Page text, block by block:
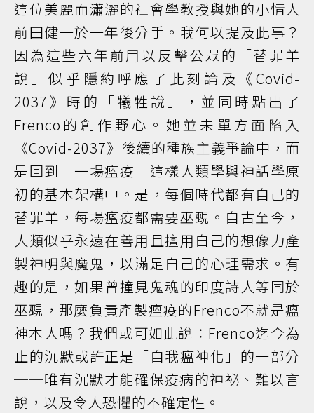
這位美麗而瀟灑的社會學教授與她的小情人
前田健一於一年後分手。我何以提及此事？
因為這些六年前用以反擊公眾的「替罪羊
說」似乎隱約呼應了此刻論及《Covid-
2037》時的「犧牲說」，並同時點出了
Frenco的創作野心。她並未單方面陷入
《Covid-2037》後續的種族主義爭論中，而
是回到「一場瘟疫」這樣人類學與神話學原
初的基本架構中。是，每個時代都有自己的
替罪羊，每場瘟疫都需要巫覡。自古至今，
人類似乎永遠在善用且擅用自己的想像力產
製神明與魔鬼，以滿足自己的心理需求。有
趣的是，如果曾撞見鬼魂的印度詩人等同於
巫覡，那麼負責產製瘟疫的Frenco不就是瘟
神本人嗎？我們或可如此說：Frenco迄今為
止的沉默或許正是「自我瘟神化」的一部分
──唯有沉默才能確保疫病的神祕、難以言
說，以及令人恐懼的不確定性。